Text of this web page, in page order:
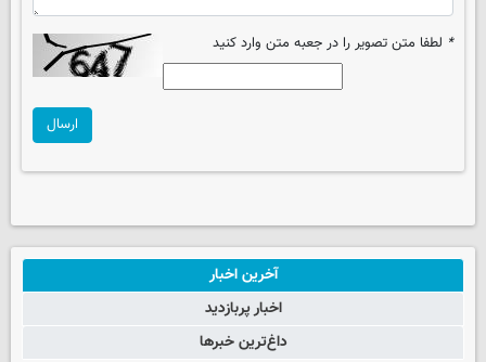
* لطفا متن تصویر را در جعبه متن وارد کنید
ارسال
آخرین اخبار
اخبار پربازدید
داغ‌ترین خبرها